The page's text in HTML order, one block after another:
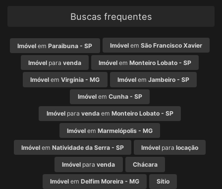
Buscas frequentes
Imóvel emParaibuna - SP Imóvelem São Francisco Xavier
Imóvelpara venda Imóvel emMonteiro Lobato - SP
Imóvel emVirgínia - MG Imóvelem Jambeiro - SP
Imóvelem Cunha - SP
Imóvelpara vendaem Monteiro Lobato - SP
Imóvel em Marmelópolis - MG
Imóvelem Natividade da Serra - SP Imóvel paralocação
Imóvel paravenda Chácara
Imóvelem Delfim Moreira - MG Sítio